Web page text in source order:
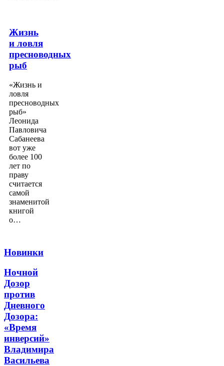
Жизнь
и ловля
пресноводных
рыб
«Жизнь и
ловля
пресноводных
рыб»
Леонида
Павловича
Сабанеева
вот уже
более 100
лет по
праву
считается
самой
знаменитой
книгой
о…
Новинки
Ночной
Дозор
против
Дневного
Дозора:
«Время
инверсий»
Владимира
Васильева